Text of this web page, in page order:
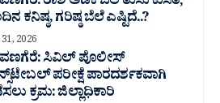
ಕನಿಷ್ಠ, ಗರಿಷ್ಠ ಬೆಲೆ ಎಷ್ಟಿದೆ..?
2026
ಸಿವಿಲ್ ಪೊಲೀಸ್
ಪರೀಕ್ಷೆ ಪಾರದರ್ಶಕವಾಗಿ
ಕ್ರಮ: ಜಿಲ್ಲಾಧಿಕಾರಿ